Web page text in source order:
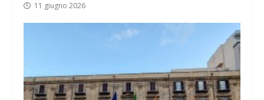
11 giugno 2026